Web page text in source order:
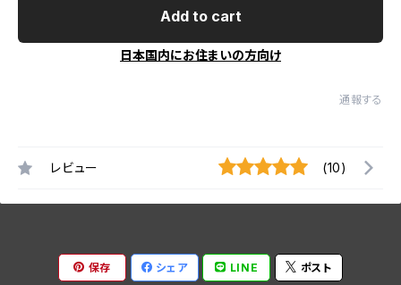
Add to cart
日本国内にお住まいの方向け
通報する
レビュー (10)
保存 シェア LINE ポスト